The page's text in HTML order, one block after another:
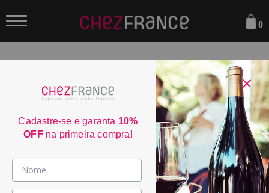
Vinhos >
0
ORDENAR POR:
60
Cadastre-se e garanta 10%
OFFna primeira compra!